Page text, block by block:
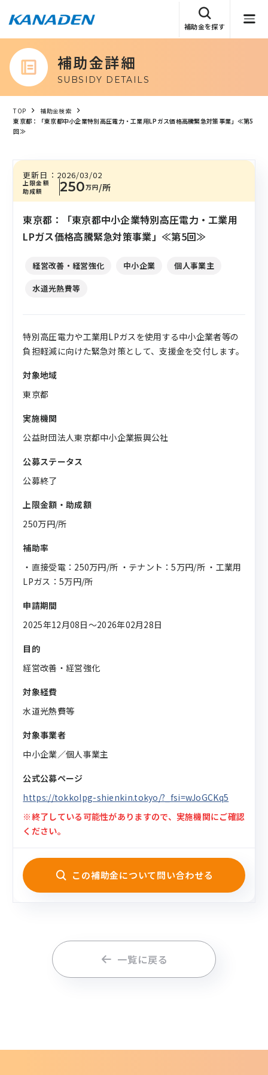
補助金を探す
補助金詳細
SUBSIDY DETAILS
TOP
補助金検索
東京都：「東京都中小企業特別高圧電力・工業用LPガス価格高騰緊急対策事業」≪第5
回≫
上限金額
助成額
250万円/所
更新日： 2026/03/02
東京都：「東京都中小企業特別高圧電力・工業用
LPガス価格高騰緊急対策事業」≪第5回≫
経営改善・経営強化 中小企業
個人事業主
水道光熱費等
特別高圧電力や工業用LPガスを使用する中小企業者等の
負担軽減に向けた緊急対策として、支援金を交付します。
対象地域
東京都
実施機関
公益財団法人東京都中小企業振興公社
公募ステータス
公募終了
上限金額・助成額
250万円/所
補助率
・直接受電：250万円/所 ・テナント：5万円/所 ・工業用
LPガス：5万円/所
申請期間
2025年12月08日〜2026年02月28日
目的
経営改善・経営強化
対象経費
水道光熱費等
対象事業者
中小企業／個人事業主
公式公募ページ
https://tokkolpg-shienkin.tokyo/?_fsi=wJoGCKq5
※終了している可能性がありますので、実施機関にご確認
ください。
この補助金について問い合わせる
一覧に戻る